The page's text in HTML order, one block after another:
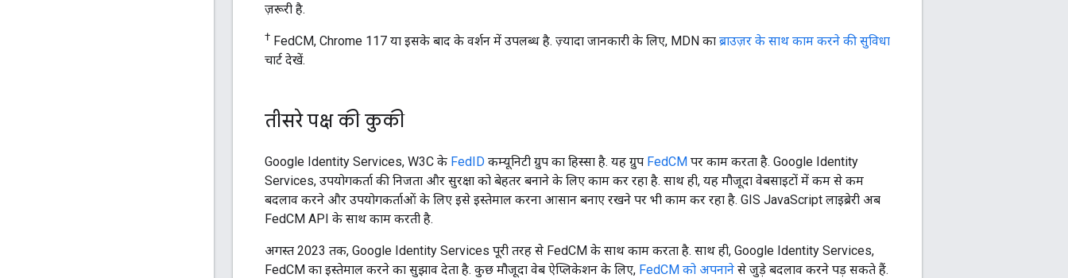
ज़रूरी है.
† FedCM, Chrome 117 या इसके बाद के वर्शन में उपलब्ध है. ज़्यादा जानकारी के लिए, MDN का ब्राउज़र के साथ काम करने की सुविधा
चार्ट देखें.
तीसरे पक्ष की कुकी
Google Identity Services, W3C के FedID कम्यूनिटी ग्रुप का हिस्सा है. यह ग्रुप FedCM पर काम करता है. Google Identity
Services, उपयोगकर्ता की निजता और सुरक्षा को बेहतर बनाने के लिए काम कर रहा है. साथ ही, यह मौजूदा वेबसाइटों में कम से कम
बदलाव करने और उपयोगकर्ताओं के लिए इसे इस्तेमाल करना आसान बनाए रखने पर भी काम कर रहा है. GIS JavaScript लाइब्रेरी अब
FedCM API के साथ काम करती है.
अगस्त 2023 तक, Google Identity Services पूरी तरह से FedCM के साथ काम करता है. साथ ही, Google Identity Services,
FedCM का इस्तेमाल करने का सुझाव देता है. कुछ मौजूदा वेब ऐप्लिकेशन के लिए, FedCM को अपनाने से जुड़े बदलाव करने पड़ सकते हैं.